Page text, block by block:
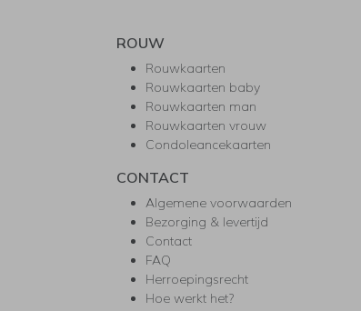
ROUW
Rouwkaarten
Rouwkaarten baby
Rouwkaarten man
Rouwkaarten vrouw
Condoleancekaarten
CONTACT
Algemene voorwaarden
Bezorging & levertijd
Contact
FAQ
Herroepingsrecht
Hoe werkt het?